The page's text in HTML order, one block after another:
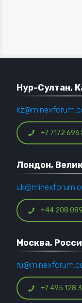
Нур-Султан,
+7 7172 696
Лондон,
+44 208
Москва,
+7 495 128